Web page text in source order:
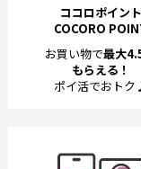
ココロポイント
COCORO
お買い物で最大
もらえる！
ポイ活でおトク